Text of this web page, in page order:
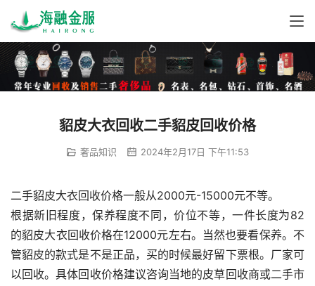
貂皮大衣回收二手貂皮回收价格
奢品知识 2024年2月17日 下午11:53
二手貂皮大衣回收价格一般从2000元-15000元不等。
根据新旧程度，保养程度不同，价位不等，一件长度为82
的貂皮大衣回收价格在12000元左右。当然也要看保养。不
管貂皮的款式是不是正品，买的时候最好留下票根。厂家可
以回收。具体回收价格建议咨询当地的皮草回收商或二手市